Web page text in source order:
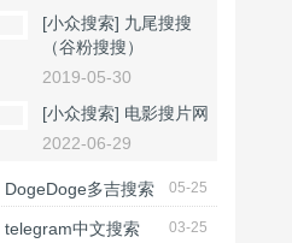
[小众搜索] 九尾搜搜
（谷粉搜搜）
2019-05-30
[小众搜索] 电影搜片网
2022-06-29
DogeDoge多吉搜索 05-25
telegram中文搜索 03-25